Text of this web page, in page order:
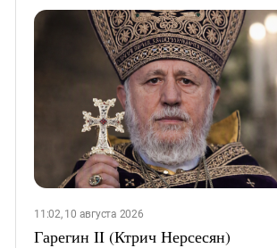
11:02, 10 августа 2026
Гарегин II (Ктрич Нерсесян)